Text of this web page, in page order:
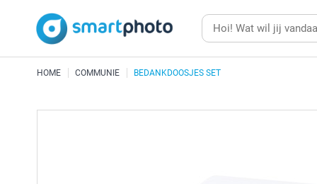
HOME COMMUNIE BEDANKDOOSJES SET